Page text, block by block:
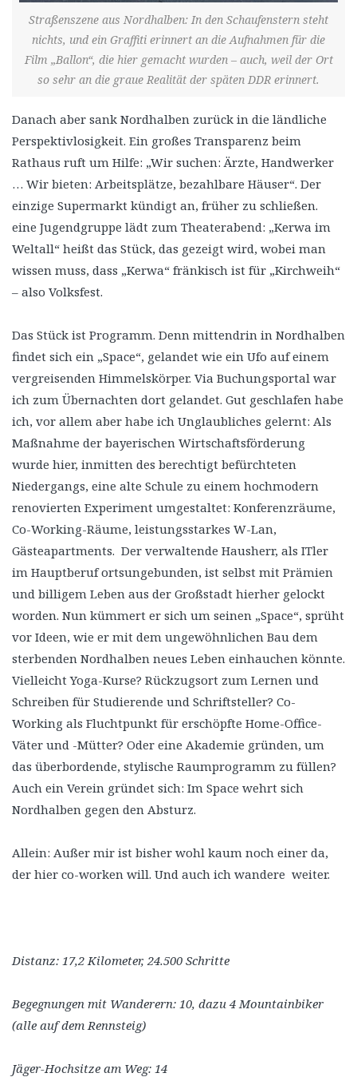
Straßenszene aus Nordhalben: In den Schaufenstern steht
nichts, und ein Graffiti erinnert an die Aufnahmen für die
Film „Ballon“, die hier gemacht wurden – auch, weil der Ort
so sehr an die graue Realität der späten DDR erinnert.
Danach aber sank Nordhalben zurück in die ländliche
Perspektivlosigkeit. Ein großes Transparenz beim
Rathaus ruft um Hilfe: „Wir suchen: Ärzte, Handwerker
… Wir bieten: Arbeitsplätze, bezahlbare Häuser“. Der
einzige Supermarkt kündigt an, früher zu schließen.
eine Jugendgruppe lädt zum Theaterabend: „Kerwa im
Weltall“ heißt das Stück, das gezeigt wird, wobei man
wissen muss, dass „Kerwa“ fränkisch ist für „Kirchweih“
– also Volksfest.
Das Stück ist Programm. Denn mittendrin in Nordhalben
findet sich ein „Space“, gelandet wie ein Ufo auf einem
vergreisenden Himmelskörper. Via Buchungsportal war
ich zum Übernachten dort gelandet. Gut geschlafen habe
ich, vor allem aber habe ich Unglaubliches gelernt: Als
Maßnahme der bayerischen Wirtschaftsförderung
wurde hier, inmitten des berechtigt befürchteten
Niedergangs, eine alte Schule zu einem hochmodern
renovierten Experiment umgestaltet: Konferenzräume,
Co-Working-Räume, leistungsstarkes W-Lan,
Gästeapartments. Der verwaltende Hausherr, als ITler
im Hauptberuf ortsungebunden, ist selbst mit Prämien
und billigem Leben aus der Großstadt hierher gelockt
worden. Nun kümmert er sich um seinen „Space“, sprüht
vor Ideen, wie er mit dem ungewöhnlichen Bau dem
sterbenden Nordhalben neues Leben einhauchen könnte.
Vielleicht Yoga-Kurse? Rückzugsort zum Lernen und
Schreiben für Studierende und Schriftsteller? Co-
Working als Fluchtpunkt für erschöpfte Home-Office-
Väter und -Mütter? Oder eine Akademie gründen, um
das überbordende, stylische Raumprogramm zu füllen?
Auch ein Verein gründet sich: Im Space wehrt sich
Nordhalben gegen den Absturz.
Allein: Außer mir ist bisher wohl kaum noch einer da,
der hier co-worken will. Und auch ich wandere weiter.
Distanz: 17,2 Kilometer, 24.500 Schritte
Begegnungen mit Wanderern: 10, dazu 4 Mountainbiker
(alle auf dem Rennsteig)
Jäger-Hochsitze am Weg: 14